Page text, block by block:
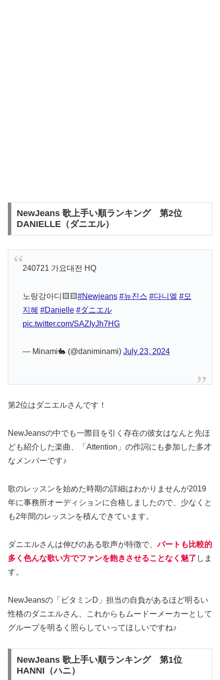
NewJeans 歌上手い順ランキング 第2位
DANIELLE（ダニエル）
240721 가요대전 HQ
노랑강아디🟨🟨#Newjeans #뉴진스 #다니엘 #모
지혜 #Danielle #ダニエル
pic.twitter.com/SAZIyJh7HG
— Minami🐇 (@daniminami) July 23, 2024
第2位はダニエルさんです！
NewJeansの中でも一際目を引く存在の彼女はなんと先ほ
ども紹介した楽曲、「Attention」の作詞にも参加した多才
なメンバーです♪
歌のレッスンを始めた時期の詳細はわかりませんが2019
年に事務所オーディションに合格しましたので、少なくと
も2年間のレッスンを積んできています。
ダニエルさんは伸びのある歌声が特徴で、パートも比較的
多く色んな歌い方でファンを飽きさせることなく魅了 しま
す。
NewJeansの「ビタミンD」担当の自負があるほど明るい
性格のダニエルさん、これからもムードーメーカーとして
グループを明るく照らしていってほしいですね♪
NewJeans 歌上手い順ランキング 第1位
HANNI（ハニ）